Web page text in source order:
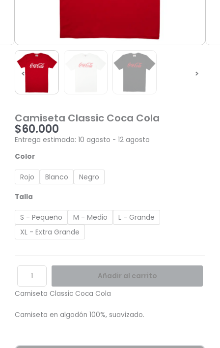
Camiseta Classic Coca Cola
$60.000
Entrega estimada: 10 agosto - 12 agosto
Color
Rojo Blanco Negro
Talla
S - Pequeño M - Medio
L - Grande
XL - Extra Grande
Camiseta
Coca
Cola
cantidad
Añadir al carrito
Camiseta Classic Coca Cola
Camiseta en algodón 100%, suavizado.